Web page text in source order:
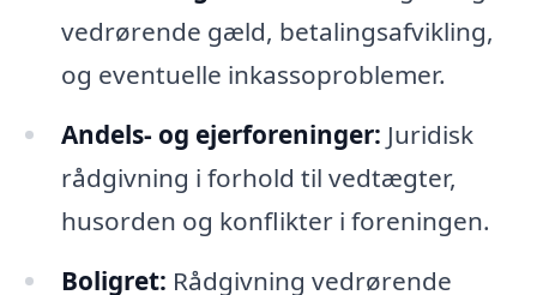
vedrørende gæld, betalingsafvikling,
og eventuelle inkassoproblemer.
Andels- og ejerforeninger: Juridisk
rådgivning i forhold til vedtægter,
husorden og konflikter i foreningen.
Boligret: Rådgivning vedrørende